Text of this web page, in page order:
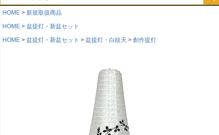
HOME
新規取扱商品
HOME
盆提灯・新盆セット
HOME
盆提灯・新盆セット 盆提灯・白紋天 創作提灯